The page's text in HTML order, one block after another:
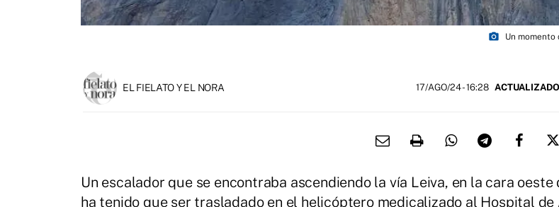
photo_camera Un momento
EL FIELATO Y EL NORA 17/AGO/24- 16:28
Un escalador que se encontraba ascendiendo la vía Leiva, en la cara
ha tenido que ser trasladado en el helicóptero medicalizado al Hospital de